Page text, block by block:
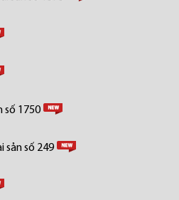
số 1750
sản số 249